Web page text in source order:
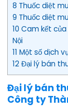
8 Thuốc diệt
9 Thuốc diệt
10 Cam kết
Nội
11 Một số dịch
12 Đại lý bán
Đại lý bán
Công ty